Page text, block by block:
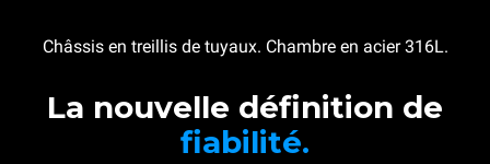
Châssis en treillis de tuyaux. Chambre en acier 316L.
La nouvelle définition de
fiabilité.